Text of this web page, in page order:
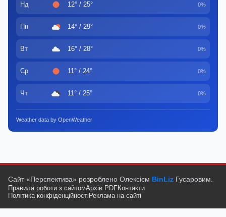
Нд 12° / 25° 0%
Пн 14° / 29° 0%
Вт 16° / 28° 0%
Ср 11° / 24° 0%
Чт 11° / 25° 0%
Weather data by OpenWeather
Сайт «Перспектива» розроблено Олексієм BinLiz Гусаровим.
Правила роботи з сайтомАрхів PDFКонтакти
Політика конфіденційності Реклама на сайті